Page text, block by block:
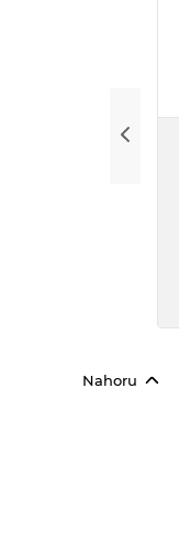
Nahoru